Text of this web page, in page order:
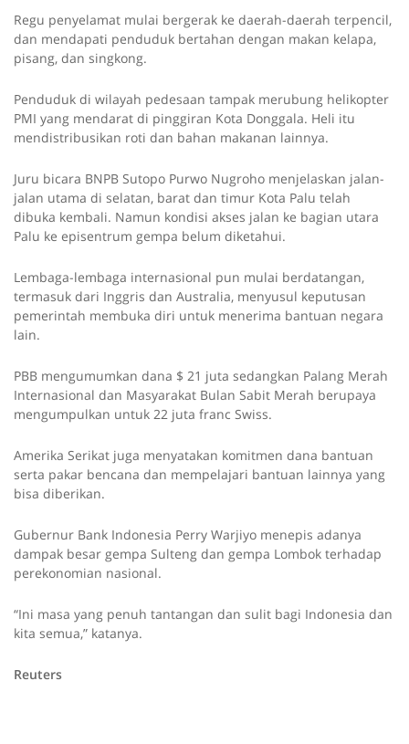
Regu penyelamat mulai bergerak ke daerah-daerah terpencil,
dan mendapati penduduk bertahan dengan makan kelapa,
pisang, dan singkong.
Penduduk di wilayah pedesaan tampak merubung helikopter
PMI yang mendarat di pinggiran Kota Donggala. Heli itu
mendistribusikan roti dan bahan makanan lainnya.
Juru bicara BNPB Sutopo Purwo Nugroho menjelaskan jalan-
jalan utama di selatan, barat dan timur Kota Palu telah
dibuka kembali. Namun kondisi akses jalan ke bagian utara
Palu ke episentrum gempa belum diketahui.
Lembaga-lembaga internasional pun mulai berdatangan,
termasuk dari Inggris dan Australia, menyusul keputusan
pemerintah membuka diri untuk menerima bantuan negara
lain.
PBB mengumumkan dana $ 21 juta sedangkan Palang Merah
Internasional dan Masyarakat Bulan Sabit Merah berupaya
mengumpulkan untuk 22 juta franc Swiss.
Amerika Serikat juga menyatakan komitmen dana bantuan
serta pakar bencana dan mempelajari bantuan lainnya yang
bisa diberikan.
Gubernur Bank Indonesia Perry Warjiyo menepis adanya
dampak besar gempa Sulteng dan gempa Lombok terhadap
perekonomian nasional.
“Ini masa yang penuh tantangan dan sulit bagi Indonesia dan
kita semua,” katanya.
Reuters